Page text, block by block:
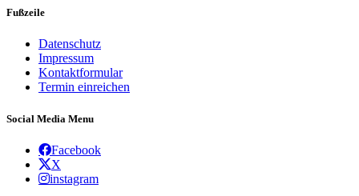
Fußzeile
Datenschutz
Impressum
Kontaktformular
Termin einreichen
Social Media Menu
Facebook
X
instagram